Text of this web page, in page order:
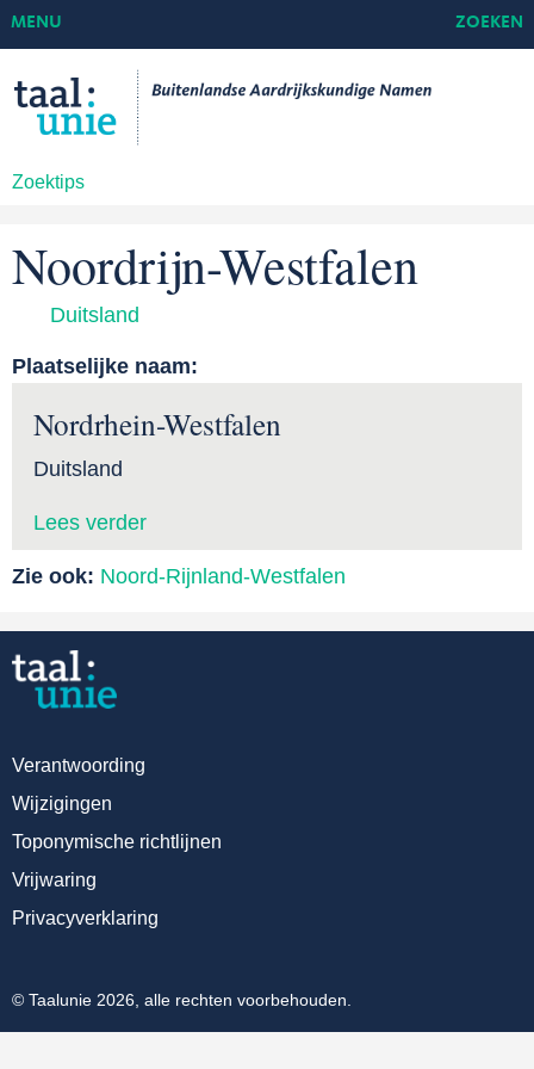
Zoektips
MENU ZOEKEN
Noordrijn-Westfalen
Duitsland
Plaatselijke naam:
Nordrhein-Westfalen
Duitsland
Lees verder
Zie ook: Noord-Rijnland-Westfalen
Verantwoording
Wijzigingen
Toponymische richtlijnen
Vrijwaring
Privacyverklaring
© Taalunie 2026, alle rechten voorbehouden.